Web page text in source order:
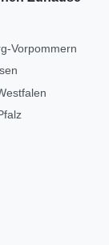
Vorpommern